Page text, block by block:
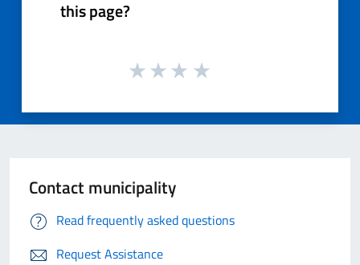
this page?
Contact municipality
Read frequently asked questions
Request Assistance